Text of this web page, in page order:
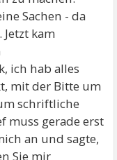
Sachen - da
kam
ich hab alles
mit der Bitte um
schriftliche
muss gerade erst
an und sagte,
Sie mir